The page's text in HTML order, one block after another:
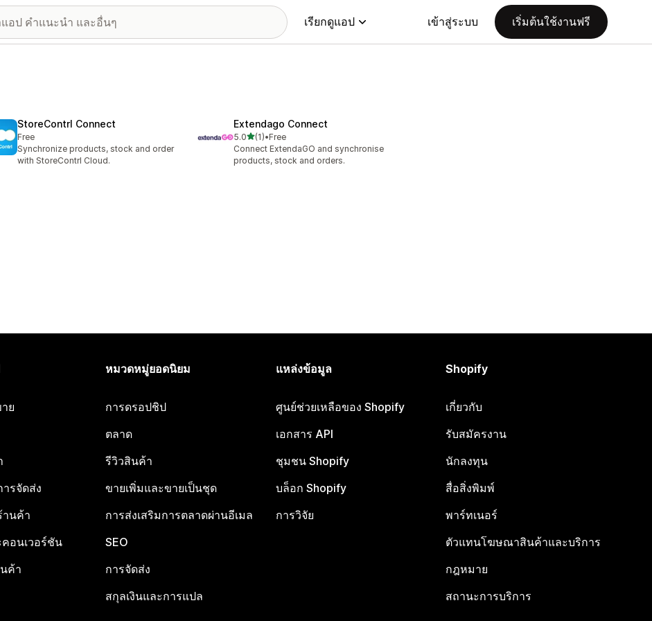
เรียกดูแอป เข้าสู่ระบบ เริ่มต้นใช้งานฟรี
StoreContrl Connect
Free
Synchronize products, stock and order
with StoreContrl Cloud.
Extendago Connect
5.0เต็ม 5 ดาว
(1)
ทั้งหมด 1 รีวิว
•Free
Connect ExtendaGO and synchronise
products, stock and orders.
ย
รจัดส่ง
านค้า
อนเวอร์ชัน
ค้า
หมวดหมู่ยอดนิยม
การดรอปชิป
ตลาด
รีวิวสินค้า
ขายเพิ่มและขายเป็นชุด
การส่งเสริมการตลาดผ่านอีเมล
SEO
การจัดส่ง
สกุลเงินและการแปล
แหล่งข้อมูล
ศูนย์ช่วยเหลือของ Shopify
เอกสาร API
ชุมชน Shopify
บล็อก Shopify
การวิจัย
Shopify
เกี่ยวกับ
รับสมัครงาน
นักลงทุน
สื่อสิ่งพิมพ์
พาร์ทเนอร์
ตัวแทนโฆษณาสินค้าและบริการ
กฎหมาย
สถานะการบริการ